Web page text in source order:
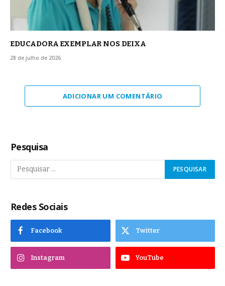
EDUCADORA EXEMPLAR NOS DEIXA
28 de julho de 2026
ADICIONAR UM COMENTÁRIO
Pesquisa
Redes Sociais
Facebook Twitter
Instagram YouTube